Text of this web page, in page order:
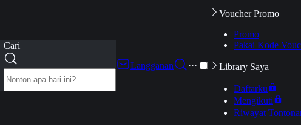
Cari
Langganan
···
Voucher Promo
Promo
Pakai Kode
Library Saya
Daftarku
Mengikuti
Riwayat